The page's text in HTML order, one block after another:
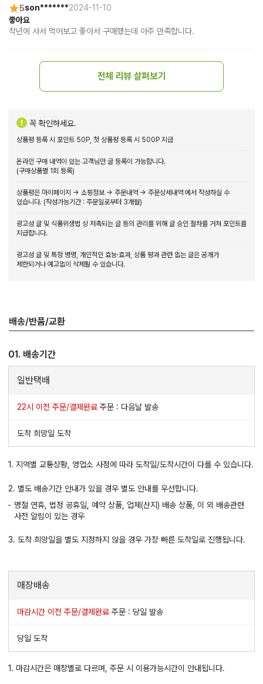
5son*******2024-11-10
좋아요
작년에 사서 먹어보고 좋아서 구매했는데 아주 만족합니다.
전체 리뷰 살펴보기
꼭 확인하세요.
상품평 등록 시 포인트 50P, 첫 상품평 등록 시 500P 지급
온라인 구매 내역이 있는 고객님만 글 등록이 가능합니다.
(구매상품별 1회 등록)
상품평은 마이페이지 → 쇼핑정보 → 주문내역 → 주문상세내역 에서 작성하실 수
있습니다. (작성가능기간 : 주문일로부터 3개월)
광고성 글 및 식품위생법 상 저촉되는 글 등의 관리를 위해 글 승인 절차를 거쳐 포인트를
지급합니다.
광고성 글 및 특정 병명, 개인적인 효능·효과, 상품 평과 관련 없는 글은 공개가
제한되거나 예고없이 삭제될 수 있습니다.
배송/반품/교환
01. 배송기간
일반택배
22시 이전 주문/결제완료 주문 : 다음날 발송
도착 희망일 도착
1. 지역별 교통상황, 영업소 사정에 따라 도착일/도착시간이 다를 수 있습니다.
2. 별도 배송기간 안내가 있을 경우 별도 안내를 우선합니다.
명절 연휴, 법정 공휴일, 예약 상품, 업체(산지) 배송 상품, 이 외 배송관련
사전 알림이 있는 경우
3. 도착 희망일을 별도 지정하지 않을 경우 가장 빠른 도착일로 진행됩니다.
매장배송
마감시간 이전 주문/결제완료 주문 : 당일 발송
당일 도착
1. 마감시간은 매장별로 다르며, 주문 시 이용가능시간이 안내됩니다.